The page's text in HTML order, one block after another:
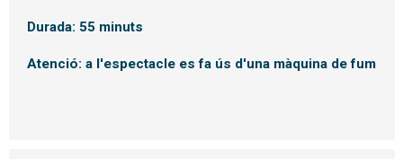
Durada: 55 minuts
Atenció: a l'espectacle es fa ús d'una màquina de fum